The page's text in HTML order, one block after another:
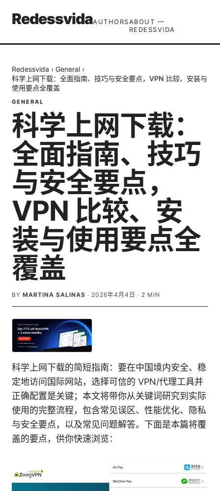
RedessvidaAUTHORSABOUT —
REDESSVIDA
Redessvida › General ›
科学上网下载：全面指南、技巧与安全要点，VPN 比较、安装与
使用要点全覆盖
GENERAL
科学上网下载：
全面指南、技巧
与安全要点，
VPN 比较、安
装与使用要点全
覆盖
BY MARTINA SALINAS · 2026年4月4日 · 2 MIN
科学上网下载的简短指南：要在中国境内安全、稳
定地访问国际网站，选择可信的 VPN/代理工具并
正确配置是关键；本文将带你从关键词研究到实际
使用的完整流程，包含常见误区、性能优化、隐私
与安全要点，以及常见问题解答。下面是本篇将覆
盖的要点，供你快速浏览：